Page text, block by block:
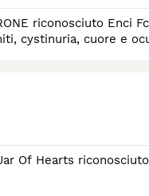
riconosciuto
cystinuria, cuore e